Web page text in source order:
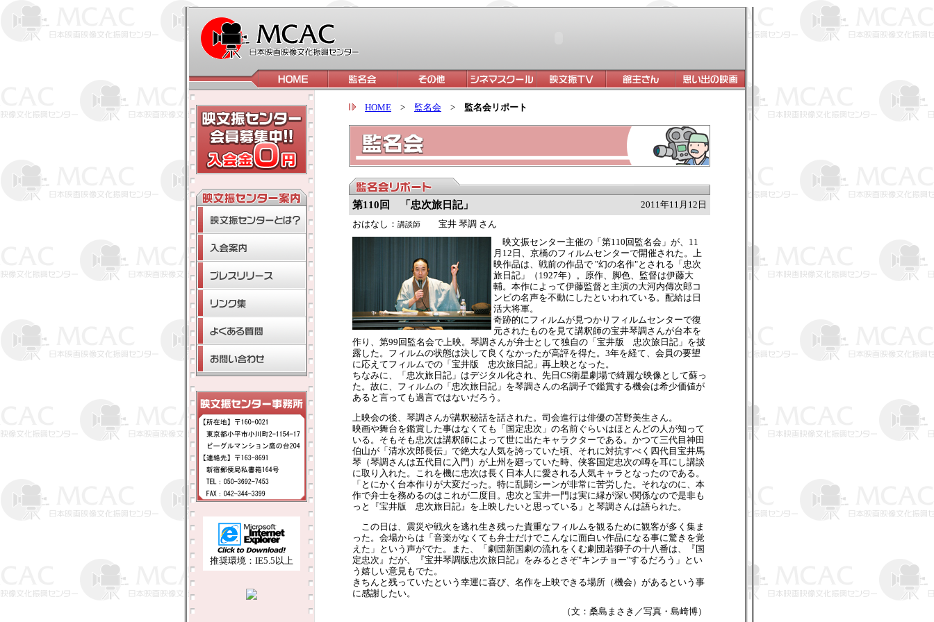
推奨環境：IE5.5以上
HOME > 監名会 > 監名会リポート
2011年11月12日
第110回 「忠次旅日記」
おはなし： 講談師
宝井 琴調 さん
映文振センター主催の「第110回監名会」が、11
月12日、京橋のフィルムセンターで開催された。上
映作品は、戦前の作品で "幻の名作"とされる「忠次
旅日記」（1927年）。原作、脚色、監督は伊藤大
輔。本作によって伊藤監督と主演の大河内傳次郎コ
ンビの名声を不動にしたといわれている。配給は日
活大将軍。
奇跡的にフィルムが見つかりフィルムセンターで復
元されたものを見て講釈師の宝井琴調さんが台本を
作り、第99回監名会で上映。琴調さんが弁士として独自の「宝井版 忠次旅日記」を披
露した。フィルムの状態は決して良くなかったが高評を得た。3年を経て、会員の要望
に応えてフィルムでの「宝井版 忠次旅日記」再上映となった。
ちなみに、「忠次旅日記」はデジタル化され、先日CS衛星劇場で綺麗な映像として蘇っ
た。故に、フィルムの「忠次旅日記」を琴調さんの名調子で鑑賞する機会は希少価値が
あると言っても過言ではないだろう。
上映会の後、琴調さんが講釈秘話を話された。司会進行は俳優の苫野美生さん。
映画や舞台を鑑賞した事はなくても「国定忠次」の名前ぐらいはほとんどの人が知って
いる。そもそも忠次は講釈師によって世に出たキャラクターである。かつて三代目神田
伯山が「清水次郎長伝」で絶大な人気を誇っていた頃、それに対抗すべく四代目宝井馬
琴（琴調さんは五代目に入門）が上州を廻っていた時、侠客国定忠次の噂を耳にし講談
に取り入れた。これを機に忠次は長く日本人に愛される人気キャラとなったのである。
「とにかく台本作りが大変だった。特に乱闘シーンが非常に苦労した。それなのに、本
作で弁士を務めるのはこれが二度目。忠次と宝井一門は実に縁が深い関係なので是非も
っと『宝井版 忠次旅日記』を上映したいと思っている」と琴調さんは語られた。
この日は、震災や戦火を逃れ生き残った貴重なフィルムを観るために観客が多く集ま
った。会場からは「音楽がなくても弁士だけでこんなに面白い作品になる事に驚きを覚
えた」という声がでた。また、「劇団新国劇の流れをくむ劇団若獅子の十八番は、『国
定忠次』だが、『宝井琴調版忠次旅日記』をみるとさぞ"キンチョー"するだろう」とい
う嬉しい意見もでた。
きちんと残っていたという幸運に喜び、名作を上映できる場所（機会）があるという事
に感謝したい。
（文：桑島まさき／写真・島崎博）